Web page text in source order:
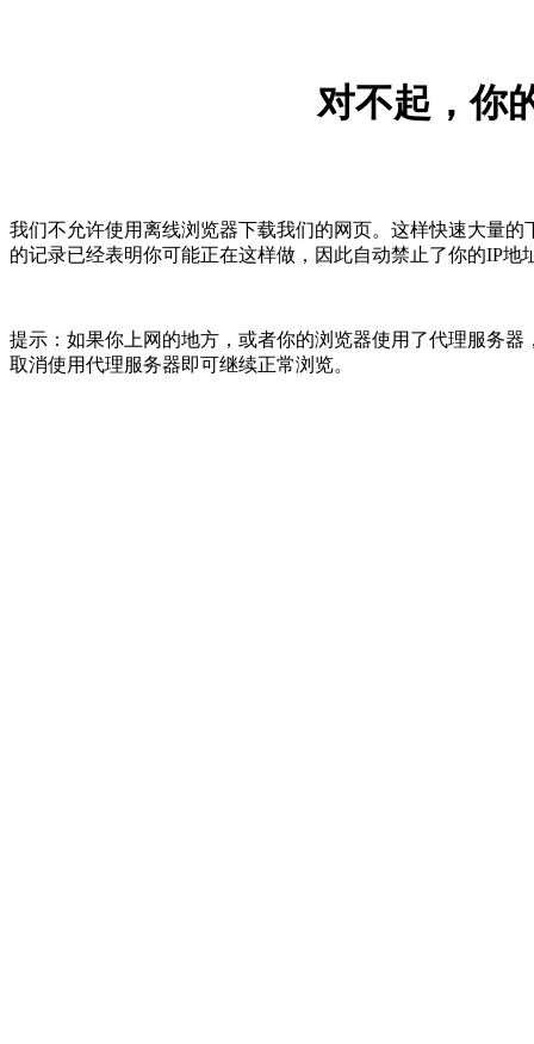
对不起，你
我们不允许使用离线浏览器下载我们的网页。这样快速大量
的记录已经表明你可能正在这样做，因此自动禁止了你的IP
提示：如果你上网的地方，或者你的浏览器使用了代理服务
取消使用代理服务器即可继续正常浏览。